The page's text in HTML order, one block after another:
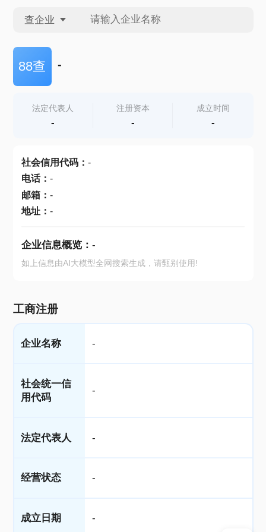
查企业
查企业
查产地
88查 -
法定代表人
-
注册资本
-
成立时间
-
社会信用代码： -
电话： -
邮箱： -
地址： -
企业信息概览： -
如上信息由AI大模型全网搜索生成，请甄别使用!
工商注册
企业名称 -
社会统一信
用代码
-
法定代表人 -
经营状态 -
成立日期 -